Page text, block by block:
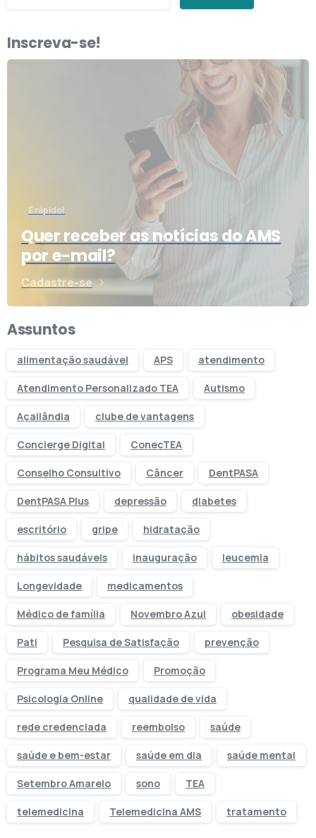
Inscreva-se!
É rápido!
Quer receber as notícias do AMS
por e-mail?
Cadastre-se
Assuntos
alimentação saudável APS atendimento
Atendimento Personalizado TEA Autismo
Açailândia clube de vantagens
Concierge Digital ConecTEA
Conselho Consultivo Câncer DentPASA
DentPASA Plus depressão diabetes
escritório gripe hidratação
hábitos saudáveis inauguração leucemia
Longevidade medicamentos
Médico de família Novembro Azul obesidade
Pati Pesquisa de Satisfação prevenção
Programa Meu Médico Promoção
Psicologia Online qualidade de vida
rede credenciada reembolso saúde
saúde e bem-estar saúde em dia saúde mental
Setembro Amarelo sono TEA
telemedicina Telemedicina AMS tratamento